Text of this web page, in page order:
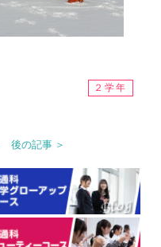
２学年
後の記事 ＞